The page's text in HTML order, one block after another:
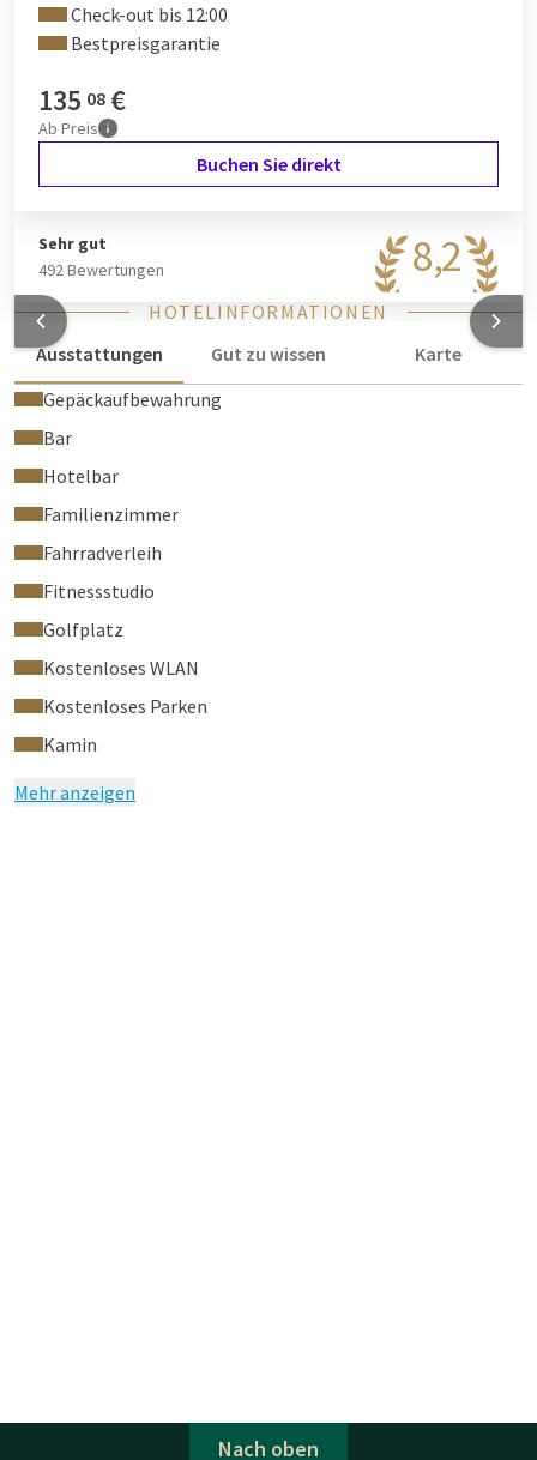
Check-out bis 12:00
Bestpreisgarantie
135 08 €
Ab Preis
Buchen Sie direkt
8,2
Sehr gut
492 Bewertungen
HOTELINFORMATIONEN
Ausstattungen
Gut zu wissen
Karte
Gepäckaufbewahrung
Bar
Hotelbar
Familienzimmer
Fahrradverleih
Fitnessstudio
Golfplatz
Kostenloses WLAN
Kostenloses Parken
Kamin
Mehr anzeigen
Nach oben